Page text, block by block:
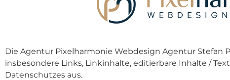
Die Agentur Pixelharmonie Webdesign Agentur Stefan
insbesondere Links, Linkinhalte, editierbare Inhalte /
Datenschutzes aus.